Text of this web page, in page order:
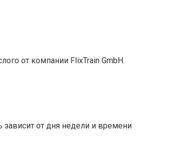
от компании FlixTrain GmbH.
от дня недели и времени